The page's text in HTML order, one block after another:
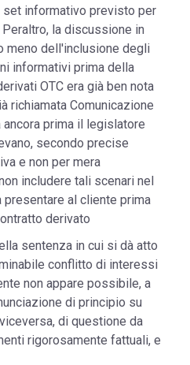
informativo previsto per
la discussione in
meno dell'inclusione degli
informativi prima della
OTC era già ben nota
richiamata Comunicazione
prima il legislatore
secondo precise
e non per mera
includere tali scenari nel
al cliente prima
derivato
sentenza in cui si dà atto
conflitto di interessi
non appare possibile, a
di principio su
di questione da
rigorosamente fattuali, e